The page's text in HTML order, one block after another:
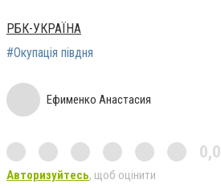
РБК-УКРАЇНА
#Окупація півдня
Ефименко Анастасия
0,0
Авторизуйтесь, щоб оцінити